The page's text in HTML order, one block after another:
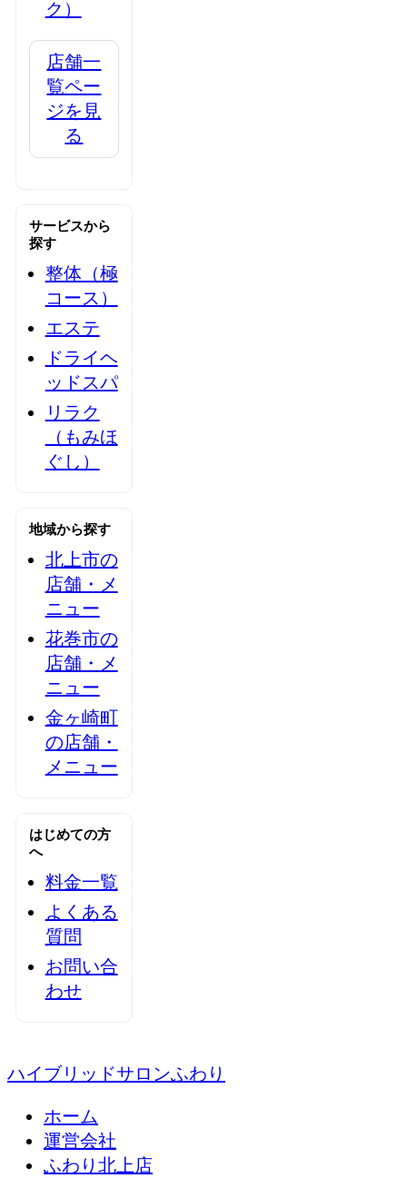
ク）
店舗一
覧ペー
ジを見
る
サービスから
探す
整体（極
コース）
エステ
ドライヘ
ッドスパ
リラク
（もみほ
ぐし）
地域から探す
北上市の
店舗・メ
ニュー
花巻市の
店舗・メ
ニュー
金ヶ崎町
の店舗・
メニュー
はじめての方
へ
料金一覧
よくある
質問
お問い合
わせ
ハイブリッドサロンふわり
ホーム
運営会社
ふわり北上店